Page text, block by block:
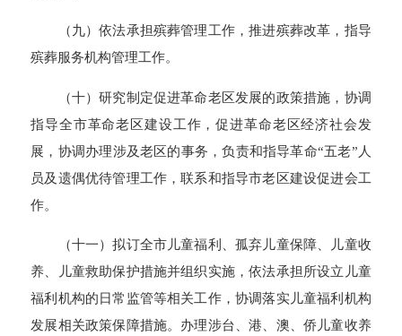
（九）依法承担殡葬管理工作，推进殡葬改革，指导
殡葬服务机构管理工作。
（十）研究制定促进革命老区发展的政策措施，协调
指导全市革命老区建设工作，促进革命老区经济社会发
展，协调办理涉及老区的事务，负责和指导革命“五老”人
员及遗偶优待管理工作，联系和指导市老区建设促进会工
作。
（十一）拟订全市儿童福利、孤弃儿童保障、儿童收
养、儿童救助保护措施并组织实施，依法承担所设立儿童
福利机构的日常监管等相关工作，协调落实儿童福利机构
发展相关政策保障措施。办理涉台、港、澳、侨儿童收养